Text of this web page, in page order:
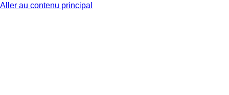
Aller au contenu principal